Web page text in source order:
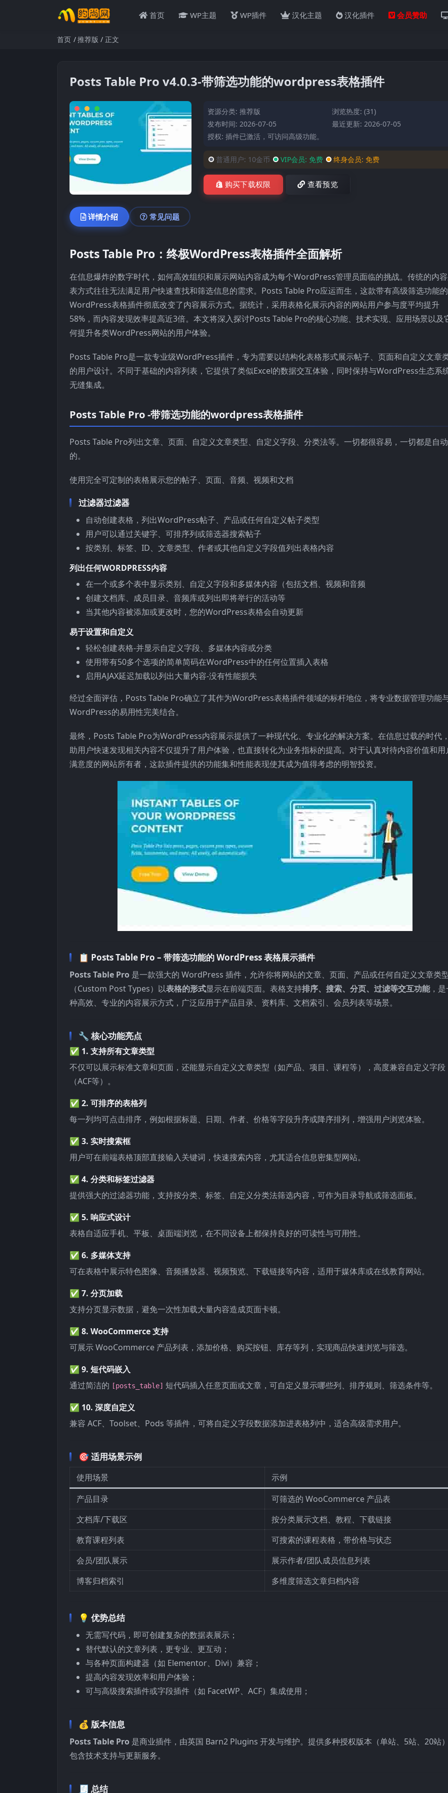
首页 WP主题 WP插件 汉化主题 汉化插件 会员赞助
首页 推荐版 正文
Posts Table Pro v4.0.3-带筛选功能的wordpress表格插件
资源分类:推荐版
浏览热度: (31)
发布时间: 2026-07-05
最近更新: 2026-07-05
授权: 插件已激活，可访问高级功能。
普通用户: 10金币 VIP会员: 免费 终身会员:免费
购买下载权限 查看预览
详情介绍 常见问题
Posts Table Pro：终极WordPress表格插件全面解析
在信息爆炸的数字时代，如何高效组织和展示网站内容成为每个WordPress管理员面临的挑战。传统的内
表方式往往无法满足用户快速查找和筛选信息的需求。Posts Table Pro应运而生，这款带有高级筛选功能的
WordPress表格插件彻底改变了内容展示方式。据统计，采用表格化展示内容的网站用户参与度平均提升
58%，而内容发现效率提高近3倍。本文将深入探讨Posts Table Pro的核心功能、技术实现、应用场景以及
何提升各类WordPress网站的用户体验。
Posts Table Pro是一款专业级WordPress插件，专为需要以结构化表格形式展示帖子、页面和自定义文章
的用户设计。不同于基础的内容列表，它提供了类似Excel的数据交互体验，同时保持与WordPress生态系
无缝集成。
Posts Table Pro -带筛选功能的wordpress表格插件
Posts Table Pro列出文章、页面、自定义文章类型、自定义字段、分类法等。一切都很容易，一切都是自动
的。
使用完全可定制的表格展示您的帖子、页面、音频、视频和文档
过滤器过滤器
自动创建表格，列出WordPress帖子、产品或任何自定义帖子类型
用户可以通过关键字、可排序列或筛选器搜索帖子
按类别、标签、ID、文章类型、作者或其他自定义字段值列出表格内容
列出任何WORDPRESS内容
在一个或多个表中显示类别、自定义字段和多媒体内容（包括文档、视频和音频
创建文档库、成员目录、音频库或列出即将举行的活动等
当其他内容被添加或更改时，您的WordPress表格会自动更新
易于设置和自定义
轻松创建表格-并显示自定义字段、多媒体内容或分类
使用带有50多个选项的简单简码在WordPress中的任何位置插入表格
启用AJAX延迟加载以列出大量内容-没有性能损失
经过全面评估，Posts Table Pro确立了其作为WordPress表格插件领域的标杆地位，将专业数据管理功能
WordPress的易用性完美结合。
最终，Posts Table Pro为WordPress内容展示提供了一种现代化、专业化的解决方案。在信息过载的时代
助用户快速发现相关内容不仅提升了用户体验，也直接转化为业务指标的提高。对于认真对待内容价值和用
满意度的网站所有者，这款插件提供的功能集和性能表现使其成为值得考虑的明智投资。
📋 Posts Table Pro – 带筛选功能的 WordPress 表格展示插件
Posts Table Pro 是一款强大的 WordPress 插件，允许你将网站的文章、页面、产品或任何自定义文章类
（Custom Post Types）以表格的形式显示在前端页面。表格支持排序、搜索、分页、过滤等交互功能，是
种高效、专业的内容展示方式，广泛应用于产品目录、资料库、文档索引、会员列表等场景。
🔧 核心功能亮点
✅ 1. 支持所有文章类型
不仅可以展示标准文章和页面，还能显示自定义文章类型（如产品、项目、课程等），高度兼容自定义字段
（ACF等）。
✅ 2. 可排序的表格列
每一列均可点击排序，例如根据标题、日期、作者、价格等字段升序或降序排列，增强用户浏览体验。
✅ 3. 实时搜索框
用户可在前端表格顶部直接输入关键词，快速搜索内容，尤其适合信息密集型网站。
✅ 4. 分类和标签过滤器
提供强大的过滤器功能，支持按分类、标签、自定义分类法筛选内容，可作为目录导航或筛选面板。
✅ 5. 响应式设计
表格自适应手机、平板、桌面端浏览，在不同设备上都保持良好的可读性与可用性。
✅ 6. 多媒体支持
可在表格中展示特色图像、音频播放器、视频预览、下载链接等内容，适用于媒体库或在线教育网站。
✅ 7. 分页加载
支持分页显示数据，避免一次性加载大量内容造成页面卡顿。
✅ 8. WooCommerce 支持
可展示 WooCommerce 产品列表，添加价格、购买按钮、库存等列，实现商品快速浏览与筛选。
✅ 9. 短代码嵌入
通过简洁的 [posts_table] 短代码插入任意页面或文章，可自定义显示哪些列、排序规则、筛选条件等。
✅ 10. 深度自定义
兼容 ACF、Toolset、Pods 等插件，可将自定义字段数据添加进表格列中，适合高级需求用户。
🎯 适用场景示例
使用场景
示例
产品目录
可筛选的 WooCommerce 产品表
文档库/下载区
按分类展示文档、教程、下载链接
教育课程列表
可搜索的课程表格，带价格与状态
会员/团队展示
展示作者/团队成员信息列表
博客归档索引
多维度筛选文章归档内容
💡 优势总结
无需写代码，即可创建复杂的数据表展示；
替代默认的文章列表，更专业、更互动；
与各种页面构建器（如 Elementor、Divi）兼容；
提高内容发现效率和用户体验；
可与高级搜索插件或字段插件（如 FacetWP、ACF）集成使用；
💰 版本信息
Posts Table Pro 是商业插件，由英国 Barn2 Plugins 开发与维护。提供多种授权版本（单站、5站、20站
包含技术支持与更新服务。
🧾 总结